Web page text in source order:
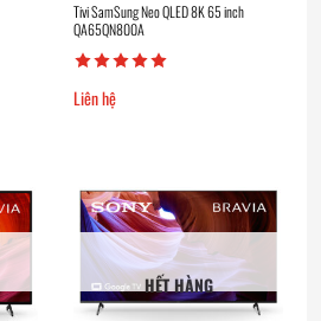
Tivi SamSung Neo QLED 8K 65 inch
QA65QN800A
Liên hệ
HẾT HÀNG